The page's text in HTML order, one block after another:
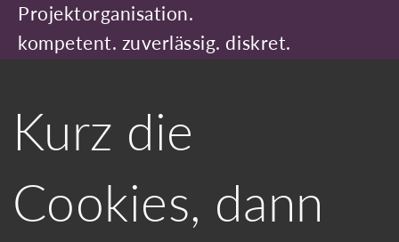
Projektorganisation.
kompetent. zuverlässig. diskret.
Ulrike Seeliger
Pfizerstr. 18 I 72070 Tübingen
Kurz die
Cookies, dann